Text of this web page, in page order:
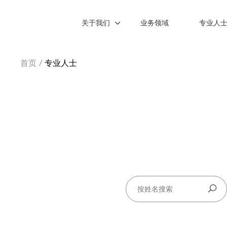
关于我们 业务领域 专业人士
首页 / 专业人士